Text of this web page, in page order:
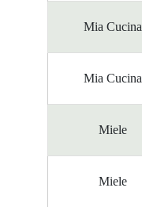
Mia Cucina
Mia Cucina
Miele
Miele